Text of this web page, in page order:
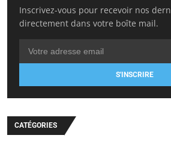
Inscrivez-vous pour recevoir nos
directement dans votre boîte mail.
S'INSCRIRE
CATÉGORIES